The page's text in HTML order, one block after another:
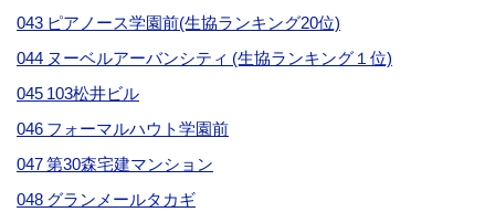
043 ピアノース学園前(生協ランキング20位)
044 ヌーベルアーバンシティ (生協ランキング１位)
045 103松井ビル
046 フォーマルハウト学園前
047 第30森宅建マンション
048 グランメールタカギ